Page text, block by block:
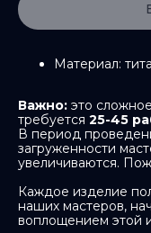
Материал:
Важно: это
требуется 25-45
В период
загруженности
увеличиваются.
Каждое изделие
наших мастеров,
воплощением этой